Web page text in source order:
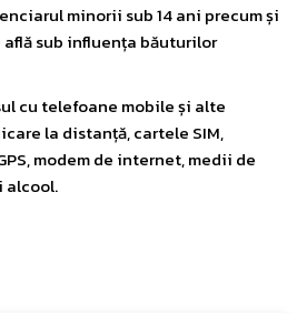
minorii sub 14 ani precum și
află sub influența băuturilor
cu telefoane mobile și alte
la distanță, cartele SIM,
modem de internet, medii de
alcool.